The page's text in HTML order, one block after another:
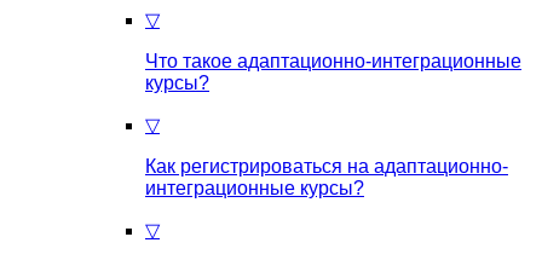
▽
Что такое aдаптационно-интеграционные
курсы?
▽
Как регистрироваться на aдаптационно-
интеграционные курсы?
▽